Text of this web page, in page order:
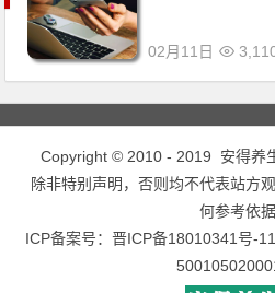
02月11日
Copyright © 2010 - 2019 安得养
除非特别声明，否则均不代表站方
何参考依据
ICP备案号： 晋ICP备18010341号-11